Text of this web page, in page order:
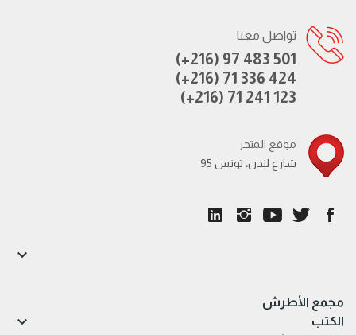
تواصل معنا
(+216) 97 483 501
(+216) 71 336 424
(+216) 71 241 123
موقع المتجر
95 شارع لندن، تونس
مجمع الأطرش

الكتب 